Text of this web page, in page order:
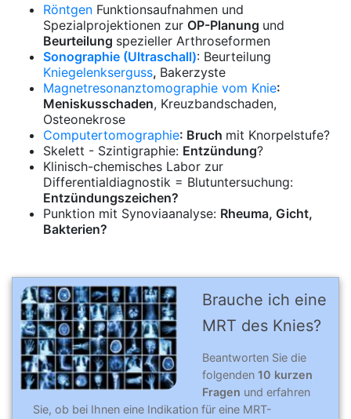
Röntgen Funktionsaufnahmen und
Spezialprojektionen zur OP-Planung und
Beurteilung spezieller Arthroseformen
Sonographie (Ultraschall): Beurteilung
Kniegelenkserguss, Bakerzyste
Magnetresonanztomographie vom Knie:
Meniskusschaden, Kreuzbandschaden,
Osteonekrose
Computertomographie: Bruch mit Knorpelstufe?
Skelett - Szintigraphie: Entzündung?
Klinisch-chemisches Labor zur
Differentialdiagnostik = Blutuntersuchung:
Entzündungszeichen?
Punktion mit Synoviaanalyse: Rheuma, Gicht,
Bakterien?
Brauche ich eine
MRT des Knies?
Beantworten Sie die
folgenden 10 kurzen
Fragen und erfahren
Sie, ob bei Ihnen eine Indikation für eine MRT-